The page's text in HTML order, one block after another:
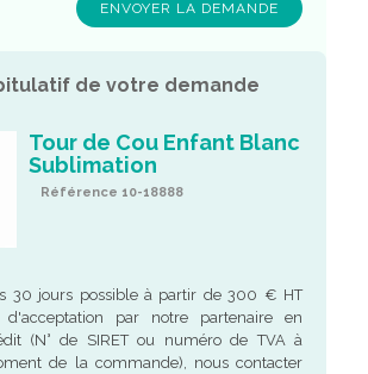
de votre demande
Tour de Cou Enfant Blanc
Sublimation
Référence 10-18888
30 jours possible à partir de 300 € HT
d'acceptation par notre partenaire en
(N° de SIRET ou numéro de TVA à
de la commande), nous contacter